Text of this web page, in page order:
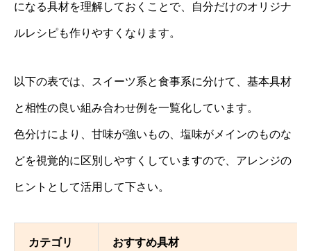
になる具材を理解しておくことで、自分だけのオリジナ
ルレシピも作りやすくなります。
以下の表では、スイーツ系と食事系に分けて、基本具材
と相性の良い組み合わせ例を一覧化しています。
色分けにより、甘味が強いもの、塩味がメインのものな
どを視覚的に区別しやすくしていますので、アレンジの
ヒントとして活用して下さい。
カテゴリ おすすめ具材